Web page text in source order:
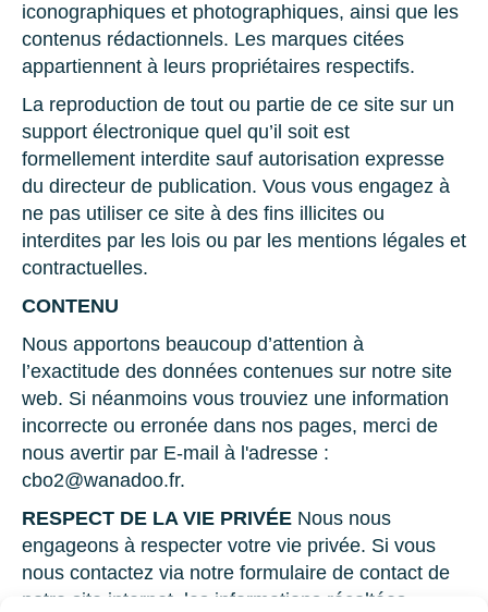
iconographiques et photographiques, ainsi que les
contenus rédactionnels. Les marques citées
appartiennent à leurs propriétaires respectifs.
La reproduction de tout ou partie de ce site sur un
support électronique quel qu’il soit est
formellement interdite sauf autorisation expresse
du directeur de publication. Vous vous engagez à
ne pas utiliser ce site à des fins illicites ou
interdites par les lois ou par les mentions légales et
contractuelles.
CONTENU
Nous apportons beaucoup d’attention à
l’exactitude des données contenues sur notre site
web. Si néanmoins vous trouviez une information
incorrecte ou erronée dans nos pages, merci de
nous avertir par E-mail à l'adresse :
cbo2@wanadoo.fr.
RESPECT DE LA VIE PRIVÉE Nous nous
engageons à respecter votre vie privée. Si vous
nous contactez via notre formulaire de contact de
notre site internet, les informations récoltées